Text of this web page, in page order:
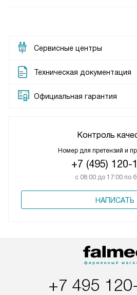
Сервисные центры
Техническая документация
Официальная гарантия
Контроль
Номер для претензий и
+7 (495) 120-
с 08:00 до 17:00 по
НАПИСАТЬ
+7 495